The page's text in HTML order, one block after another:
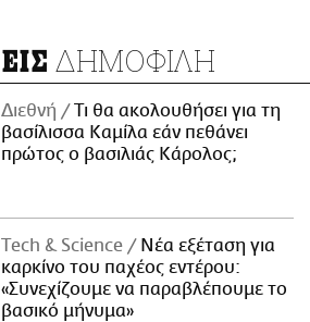
ΔΗΜΟΦΙΛΗ
Διεθνή
Τι θα ακολουθήσει για τη
βασίλισσα Καμίλα εάν πεθάνει
πρώτος ο βασιλιάς Κάρολος;
Τech & Science
Νέα εξέταση για
καρκίνο του παχέος εντέρου:
«Συνεχίζουμε να παραβλέπουμε το
βασικό μήνυμα»